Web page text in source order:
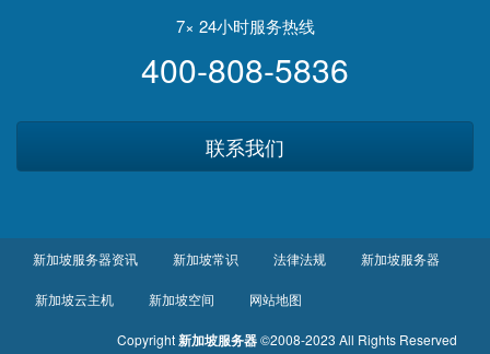
7× 24小时服务热线
400-808-5836
联系我们
新加坡服务器资讯 新加坡常识 法律法规 新加坡服务器
新加坡云主机 新加坡空间 网站地图
Copyright新加坡服务器©2008-2023 All Rights Reserved